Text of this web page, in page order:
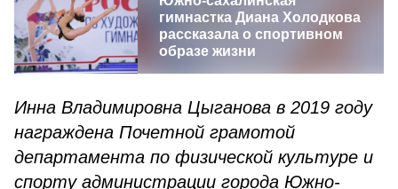
гимнастка Диана Холодкова
рассказала о спортивном
образе жизни
Инна Владимировна Цыганова в 2019 году
награждена Почетной грамотой
департамента по физической культуре и
спорту администрации города Южно-